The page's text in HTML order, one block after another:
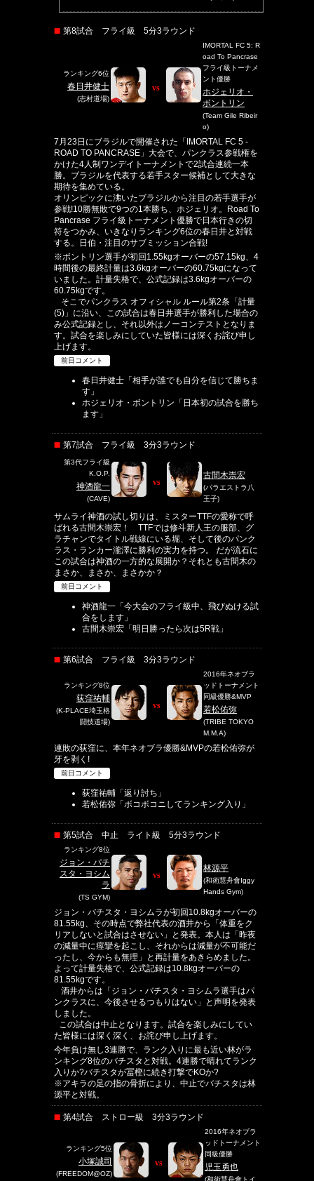
第8試合 フライ級 5分3ラウンド
ランキング6位
春日井健士
(志村道場)
vs
IMORTAL FC 5: R
oad To Pancrase
フライ級トーナメ
ント優勝
ホジェリオ・
ボントリン
(Team Gile Ribeir
o)
7月23日にブラジルで開催された「IMORTAL FC 5 -
ROAD TO PANCRASE」大会で、パンクラス参戦権を
かけた4人制ワンデイトーナメントで2試合連続一本
勝。ブラジルを代表する若手スター候補として大きな
期待を集めている。
オリンピックに沸いたブラジルから注目の若手選手が
参戦!10勝無敗で9つの1本勝ち、ホジェリオ。Road To
Pancrase フライ級トーナメント優勝で日本行きの切
符をつかみ、いきなりランキング6位の春日井と対戦
する。日伯・注目のサブミッション合戦!
※ボントリン選手が初回1.55kgオーバーの57.15kg、4
時間後の最終計量は3.6kgオーバーの60.75kgになって
いました。計量失格で、公式記録は3.6kgオーバーの
60.75kgです。
そこでパンクラス オフィシャル ルール第2条「計量
(5)」に沿い、この試合は春日井選手が勝利した場合の
み公式記録とし、それ以外はノーコンテストとなりま
す。試合を楽しみにしていた皆様には深くお詫び申し
上げます。
前日コメント
春日井健士「相手が誰でも自分を信じて勝ちま
す」
ホジェリオ・ボントリン「日本初の試合を勝ち
ます」
第7試合 フライ級 3分3ラウンド
第3代フライ級
K.O.P.
神酒龍一
(CAVE)
vs
古間木崇宏
(パラエストラ八
王子)
サムライ神酒の試し切りは、ミスターTTFの愛称で呼
ばれる古間木崇宏！ TTFでは修斗新人王の服部、グ
ラチャンでタイトル戦線にいる堀、そして後のパンク
ラス・ランカー瀧澤に勝利の実力を持つ。 だが流石に
この試合は神酒の一方的な展開か？それとも古間木の
まさか、まさか、まさかか？
前日コメント
神酒龍一「今大会のフライ級中、飛びぬける試
合をします」
古間木崇宏「明日勝ったら次は5R戦」
第6試合 フライ級 3分3ラウンド
ランキング8位
荻窪祐輔
(K-PLACE埼玉格
闘技道場)
vs
2016年ネオブラ
ッドトーナメント
同級優勝&MVP
若松佑弥
(TRIBE TOKYO
M.M.A)
連敗の荻窪に、本年ネオブラ優勝&MVPの若松佑弥が
牙を剥く!
前日コメント
荻窪祐輔「返り討ち」
若松佑弥「ボコボコニしてランキング入り」
第5試合 中止 ライト級 5分3ラウンド
ランキング8位
ジョン・パチ
スタ・ヨシム
ラ
(TS GYM)
vs
林源平
(和術慧舟會Iggy
Hands Gym)
ジョン・バチスタ・ヨシムラが初回10.8kgオーバーの
81.55kg、その時点で弊社代表の酒井から「体重をク
リアしないと試合はさせない」と発表。本人は「昨夜
の減量中に痙攣を起こし、それからは減量が不可能だ
ったし、今からも無理」と再計量をあきらめました。
よって計量失格で、公式記録は10.8kgオーバーの
81.55kgです。
酒井からは「ジョン・バチスタ・ヨシムラ選手はパ
ンクラスに、今後させるつもりはない」と声明を発表
しました。
この試合は中止となります。試合を楽しみにしてい
た皆様には深く深く、お詫び申し上げます。
今年負け無し3連勝で、ランク入りに最も近い林がラ
ンキング8位のバチスタと対戦。4連勝で晴れてランク
入りか?バチスタが冨樫に続き打撃でKOか?
※アキラの足の指の骨折により、中止でバチスタは林
源平と対戦。
第4試合 ストロー級 3分3ラウンド
ランキング5位
小塚誠司
(FREEDOM@OZ)
vs
2016年ネオブラ
ッドトーナメント
同級優勝
児玉勇也
(和術慧舟會トイ